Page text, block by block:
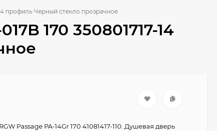
профиль Черный стекло прозрачное
170 350801717-14
Passage PA-14Gr 170 41081417-110. Душевая дверь